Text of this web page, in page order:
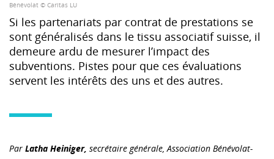
Bénévolat © Caritas LU
Si les partenariats par contrat de prestations se
sont généralisés dans le tissu associatif suisse, il
demeure ardu de mesurer l’impact des
subventions. Pistes pour que ces évaluations
servent les intérêts des uns et des autres.
Par Latha Heiniger, secrétaire générale, Association Bénévolat-